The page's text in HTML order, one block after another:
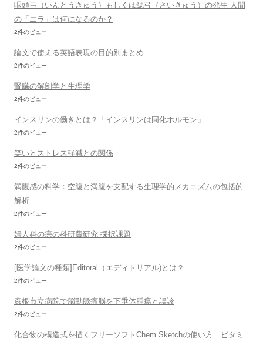
咽頭弓（いんとうきゅう）もしくは鰓弓（さいきゅう）の発生 人間
の「エラ」は何になるのか？
2件のビュー
論文で使える英語表現の目的別まとめ
2件のビュー
腎臓の解剖学と生理学
2件のビュー
インスリンの働きとは？「インスリンは同化ホルモン」
2件のビュー
笑いとストレス軽減との関係
2件のビュー
満腹感の科学：空腹と満腹を支配する生理学的メカニズムの包括的
解析
2件のビュー
婦人科の癌の科研費研究 採択課題
2件のビュー
[医学論文の種類]Editoral（エディトリアル)とは？
2件のビュー
彦根市立病院で脳動脈瘤脳を下垂体腫瘍と誤診
2件のビュー
化合物の構造式を描くフリーソフトChem Sketchの使い方 ビタミ